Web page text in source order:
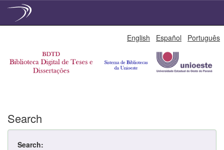
English Español Português
Search
Search: